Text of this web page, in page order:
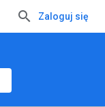
Zaloguj się